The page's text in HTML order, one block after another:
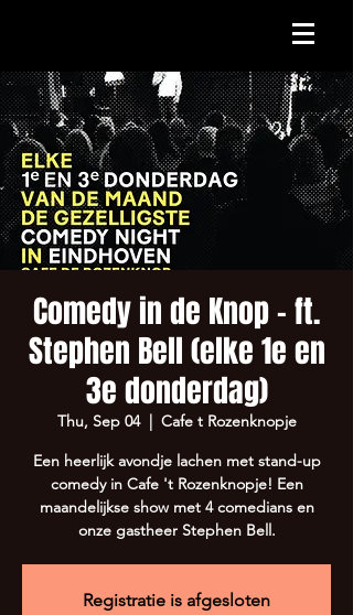
Comedy in de Knop - ft.
Stephen Bell (elke 1e en
3e donderdag)
Thu, Sep 04
  |
Cafe t Rozenknopje
Een heerlijk avondje lachen met stand-up
comedy in Cafe 't Rozenknopje! Een
maandelijkse show met 4 comedians en
onze gastheer Stephen Bell.
Registratie is afgesloten